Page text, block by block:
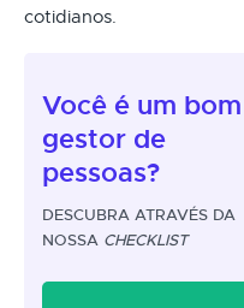
cotidianos.
Você é um bom
gestor de
pessoas?
DESCUBRA ATRAVÉS DA
NOSSA CHECKLIST